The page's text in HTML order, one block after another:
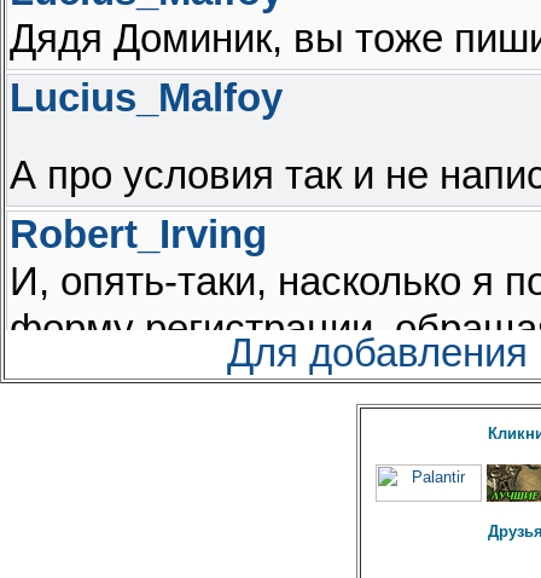
Для добавления